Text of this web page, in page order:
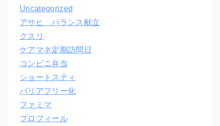
Uncategorized
アサヒ バランス献立
クスリ
ケアマネ定期訪問日
コンビニ弁当
ショートスティ
バリアフリー化
ファミマ
プロフィール